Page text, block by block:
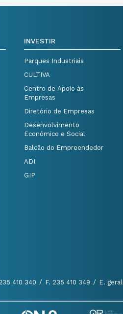
INVESTIR
Parques Industriais
CULTIVA
Centro de Apoio às
Empresas
Diretório de Empresas
Desenvolvimento
Económico e Social
Balcão do Empreendedor
ADI
GIP
410 340 / F. 235 410 349 / E.